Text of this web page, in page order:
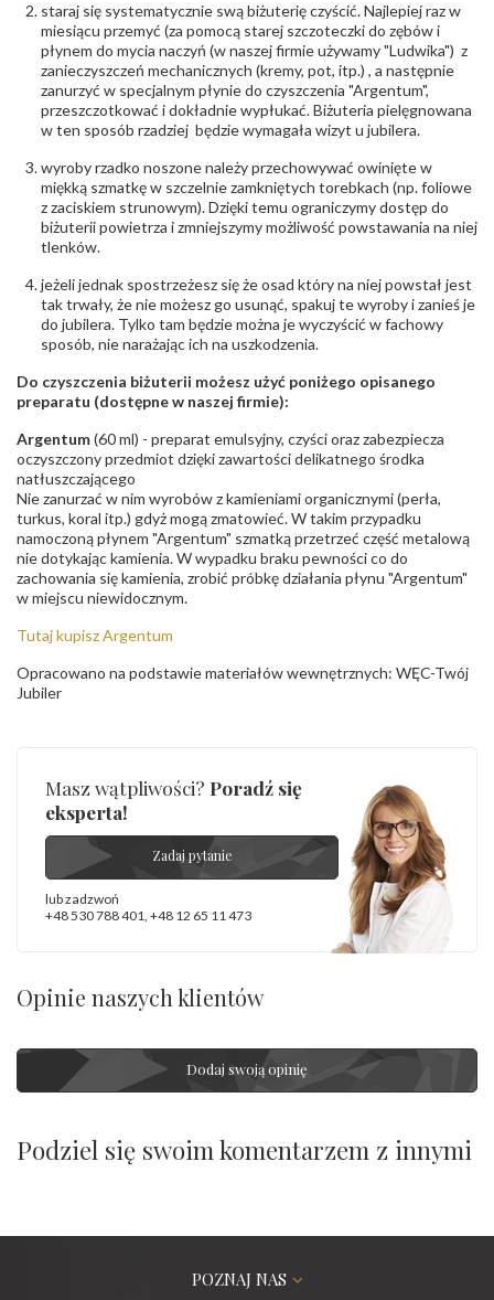
staraj się systematycznie swą biżuterię czyścić. Najlepiej raz w
miesiącu przemyć (za pomocą starej szczoteczki do zębów i
płynem do mycia naczyń (w naszej firmie używamy "Ludwika") z
zanieczyszczeń mechanicznych (kremy, pot, itp.) , a następnie
zanurzyć w specjalnym płynie do czyszczenia "Argentum",
przeszczotkować i dokładnie wypłukać. Biżuteria pielęgnowana
w ten sposób rzadziej będzie wymagała wizyt u jubilera.
wyroby rzadko noszone należy przechowywać owinięte w
miękką szmatkę w szczelnie zamkniętych torebkach (np. foliowe
z zaciskiem strunowym). Dzięki temu ograniczymy dostęp do
biżuterii powietrza i zmniejszymy możliwość powstawania na niej
tlenków.
jeżeli jednak spostrzeżesz się że osad który na niej powstał jest
tak trwały, że nie możesz go usunąć, spakuj te wyroby i zanieś je
do jubilera. Tylko tam będzie można je wyczyścić w fachowy
sposób, nie narażając ich na uszkodzenia.
Do czyszczenia biżuterii możesz użyć poniżego opisanego
preparatu (dostępne w naszej firmie):
Argentum(60 ml) - preparat emulsyjny, czyści oraz zabezpiecza
oczyszczony przedmiot dzięki zawartości delikatnego środka
natłuszczającego
Nie zanurzać w nim wyrobów z kamieniami organicznymi (perła,
turkus, koral itp.) gdyż mogą zmatowieć. W takim przypadku
namoczoną płynem "Argentum" szmatką przetrzeć część metalową
nie dotykając kamienia. W wypadku braku pewności co do
zachowania się kamienia, zrobić próbkę działania płynu "Argentum"
w miejscu niewidocznym.
Tutaj kupisz Argentum
Opracowano na podstawie materiałów wewnętrznych: WĘC-Twój
Jubiler
Masz wątpliwości? Poradź się
eksperta!
Zadaj pytanie
lub zadzwoń
+48 530 788 401, +48 12 65 11 473
Opinie naszych klientów
Dodaj swoją opinię
Podziel się swoim komentarzem z innymi
POZNAJ NAS